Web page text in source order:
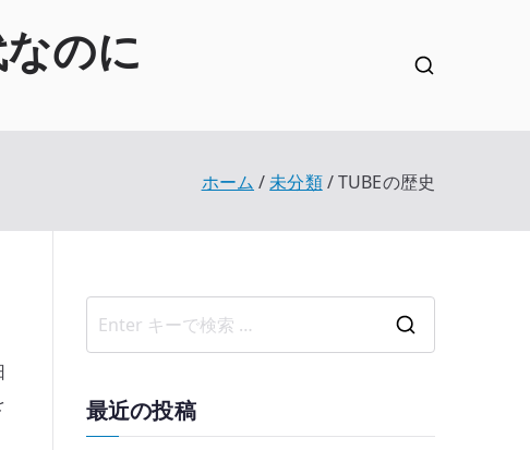
のに
ホーム 未分類 TUBEの歴史
果
最近の投稿